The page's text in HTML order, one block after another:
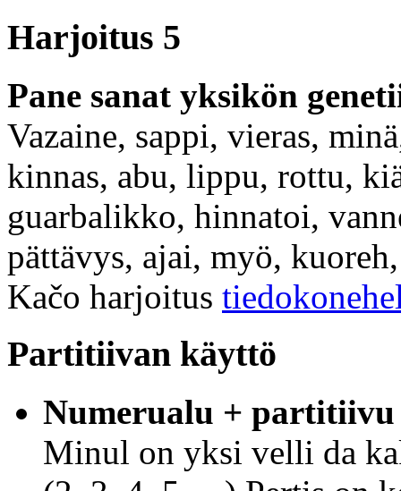
Harjoitus 5
Pane sanat yksikön
Vazaine, sappi, vieras,
kinnas, abu, lippu, rottu,
guarbalikko, hinnatoi,
pättävys, ajai, myö,
Kačo harjoitus
Partitiivan käyttö
Numerualu + partitiivu
Minul on yksi velli da